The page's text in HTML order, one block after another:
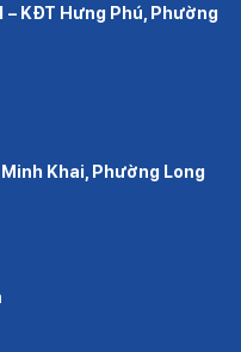
KĐT Hưng Phú, Phường
Khai, Phường Long